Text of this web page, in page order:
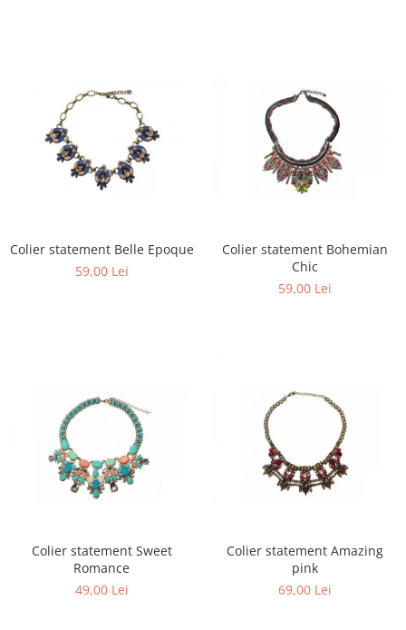
Colier statement Belle Epoque
59,00 Lei
Colier statement Bohemian
Chic
59,00 Lei
Colier statement Sweet
Romance
49,00 Lei
Colier statement Amazing
pink
69,00 Lei